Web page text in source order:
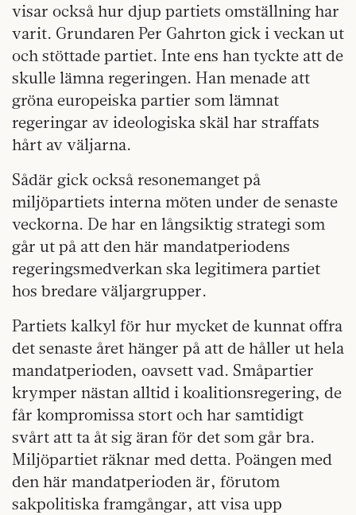
visar också hur djup partiets omställning har
varit. Grundaren Per Gahrton gick i veckan ut
och stöttade partiet. Inte ens han tyckte att de
skulle lämna regeringen. Han menade att
gröna europeiska partier som lämnat
regeringar av ideologiska skäl har straffats
hårt av väljarna.
Sådär gick också resonemanget på
miljöpartiets interna möten under de senaste
veckorna. De har en långsiktig strategi som
går ut på att den här mandatperiodens
regeringsmedverkan ska legitimera partiet
hos bredare väljargrupper.
Partiets kalkyl för hur mycket de kunnat offra
det senaste året hänger på att de håller ut hela
mandatperioden, oavsett vad. Småpartier
krymper nästan alltid i koalitionsregering, de
får kompromissa stort och har samtidigt
svårt att ta åt sig äran för det som går bra.
Miljöpartiet räknar med detta. Poängen med
den här mandatperioden är, förutom
sakpolitiska framgångar, att visa upp